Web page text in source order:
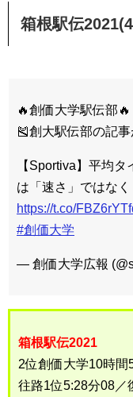
箱根駅伝
🔥創価大学駅伝部🔥
🎽創大駅伝部の記
【Sportiva】平均
は「速さ」ではな
https://t.co/
#創価大学
— 創価大学広報
箱根駅伝2021
2位創価大学10時間
往路1位5:28分08／